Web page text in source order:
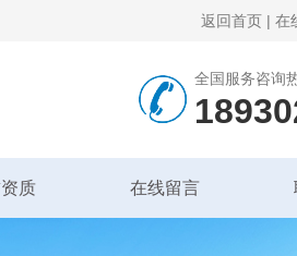
返回首页 | 在
全国服务咨询
质 在线留言